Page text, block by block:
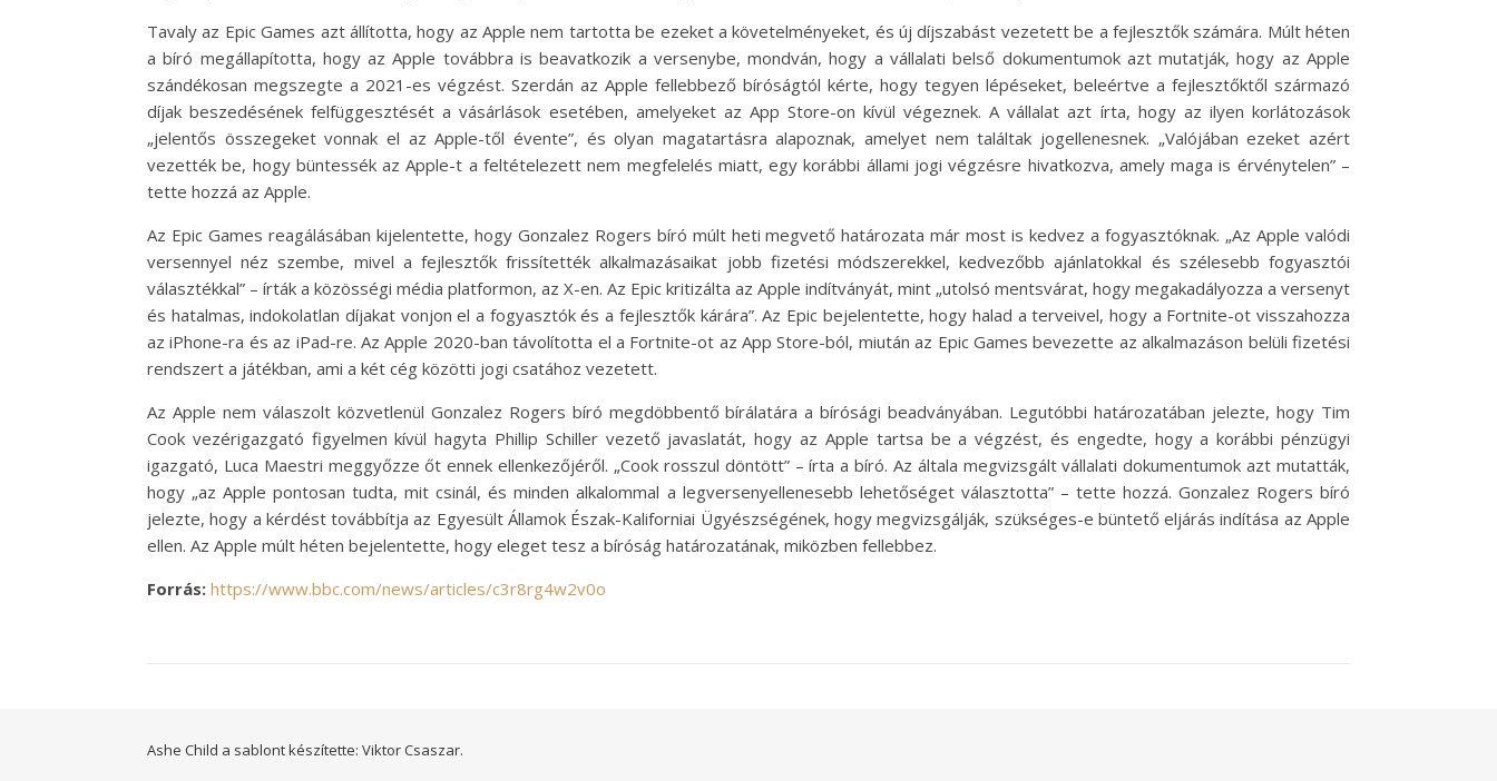
Tavaly az Epic Games azt állította, hogy az Apple nem tartotta be ezeket a követelményeket, és új díjszabást vezetett be a fejlesztők számára. Múlt héten
a bíró megállapította, hogy az Apple továbbra is beavatkozik a versenybe, mondván, hogy a vállalati belső dokumentumok azt mutatják, hogy az Apple
szándékosan megszegte a 2021-es végzést. Szerdán az Apple fellebbező bíróságtól kérte, hogy tegyen lépéseket, beleértve a fejlesztőktől származó
díjak beszedésének felfüggesztését a vásárlások esetében, amelyeket az App Store-on kívül végeznek. A vállalat azt írta, hogy az ilyen korlátozások
„jelentős összegeket vonnak el az Apple-től évente”, és olyan magatartásra alapoznak, amelyet nem találtak jogellenesnek. „Valójában ezeket azért
vezették be, hogy büntessék az Apple-t a feltételezett nem megfelelés miatt, egy korábbi állami jogi végzésre hivatkozva, amely maga is érvénytelen” –
tette hozzá az Apple.
Az Epic Games reagálásában kijelentette, hogy Gonzalez Rogers bíró múlt heti megvető határozata már most is kedvez a fogyasztóknak. „Az Apple valódi
versennyel néz szembe, mivel a fejlesztők frissítették alkalmazásaikat jobb fizetési módszerekkel, kedvezőbb ajánlatokkal és szélesebb fogyasztói
választékkal” – írták a közösségi média platformon, az X-en. Az Epic kritizálta az Apple indítványát, mint „utolsó mentsvárat, hogy megakadályozza a versenyt
és hatalmas, indokolatlan díjakat vonjon el a fogyasztók és a fejlesztők kárára”. Az Epic bejelentette, hogy halad a terveivel, hogy a Fortnite-ot visszahozza
az iPhone-ra és az iPad-re. Az Apple 2020-ban távolította el a Fortnite-ot az App Store-ból, miután az Epic Games bevezette az alkalmazáson belüli fizetési
rendszert a játékban, ami a két cég közötti jogi csatához vezetett.
Az Apple nem válaszolt közvetlenül Gonzalez Rogers bíró megdöbbentő bírálatára a bírósági beadványában. Legutóbbi határozatában jelezte, hogy Tim
Cook vezérigazgató figyelmen kívül hagyta Phillip Schiller vezető javaslatát, hogy az Apple tartsa be a végzést, és engedte, hogy a korábbi pénzügyi
igazgató, Luca Maestri meggyőzze őt ennek ellenkezőjéről. „Cook rosszul döntött” – írta a bíró. Az általa megvizsgált vállalati dokumentumok azt mutatták,
hogy „az Apple pontosan tudta, mit csinál, és minden alkalommal a legversenyellenesebb lehetőséget választotta” – tette hozzá. Gonzalez Rogers bíró
jelezte, hogy a kérdést továbbítja az Egyesült Államok Észak-Kaliforniai Ügyészségének, hogy megvizsgálják, szükséges-e büntető eljárás indítása az Apple
ellen. Az Apple múlt héten bejelentette, hogy eleget tesz a bíróság határozatának, miközben fellebbez.
Forrás: https://www.bbc.com/news/articles/c3r8rg4w2v0o
Ashe Child a sablont készítette: Viktor Csaszar.